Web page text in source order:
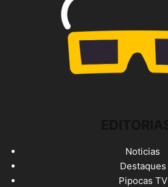
Noticias
Destaques
Pipocas TV